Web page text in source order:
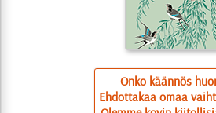
Onko käännös
Ehdottakaa omaa